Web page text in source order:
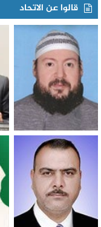
قالوا عن الاتحاد